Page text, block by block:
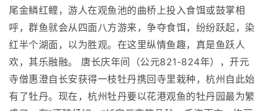
尾金鳞红鲤，游人在观鱼池的曲桥上投入食饵或鼓掌相
呼，群鱼就会从四面八方游来，争夺食饵，纷纷跃起，染
红半个湖面，以为胜观。在这里纵情鱼趣，真是鱼跃人
欢，其乐融融。 唐长庆年间（公元821-824年），开元
寺僧惠澄自长安获得一枝牡丹携回寺里栽种，杭州自此始
有了牡丹。现在，杭州牡丹要以花港观鱼的牡丹园最为繁